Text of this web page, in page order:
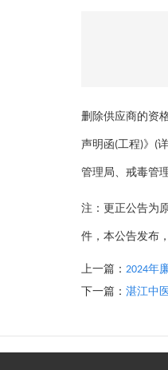
删除供应商的资
声明函(工程)》(
管理局、戒毒管
注：更正公告为
件，本公告发布
上一篇： 2024年
下一篇： 湛江中